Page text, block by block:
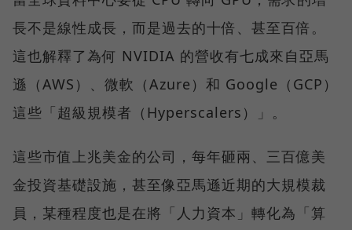
長不是線性成長，而是過去的十倍、甚至百倍。
這也解釋了為何 NVIDIA 的營收有七成來自亞馬
遜（AWS）、微軟（Azure）和 Google（GCP）
這些「超級規模者（Hyperscalers）」。
這些市值上兆美金的公司，每年砸兩、三百億美
金投資基礎設施，甚至像亞馬遜近期的大規模裁
員，某種程度也是在將「人力資本」轉化為「算